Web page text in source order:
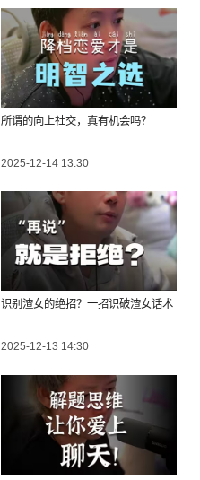
所谓的向上社交，真有机会吗？
2025-12-14 13:30
识别渣女的绝招？一招识破渣女话术
2025-12-13 14:30